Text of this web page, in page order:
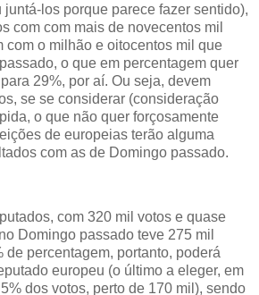
los porque parece fazer sentido),
com com mais de novecentos mil
com o milhão e oitocentos mil que
o que em percentagem quer
29%, por aí. Ou seja, devem
se se considerar (consideração
o que não quer forçosamente
de europeias terão alguma
com as de Domingo passado.
com 320 mil votos e quase
Domingo passado teve 275 mil
de percentagem, portanto, poderá
europeu (o último a eleger, em
dos votos, perto de 170 mil), sendo